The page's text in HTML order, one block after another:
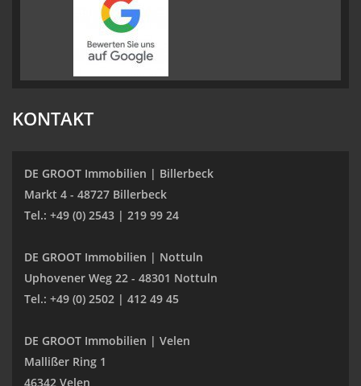
KONTAKT
DE GROOT Immobilien | Billerbeck
Markt 4 - 48727 Billerbeck
Tel.: +49 (0) 2543 | 219 99 24
DE GROOT Immobilien | Nottuln
Uphovener Weg 22 - 48301 Nottuln
Tel.: +49 (0) 2502 | 412 49 45
DE GROOT Immobilien | Velen
Mallißer Ring 1
46342 Velen